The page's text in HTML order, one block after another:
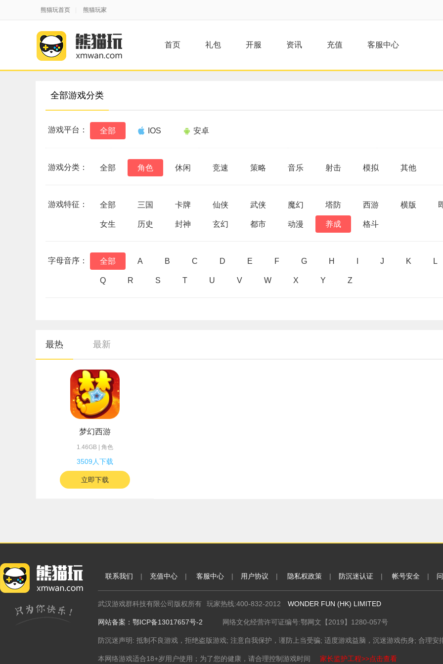
熊猫玩首页 熊猫玩家
首页 礼包 开服 资讯 充值 客服中心
全部游戏分类
游戏平台： 全部 IOS 安卓
游戏分类： 全部 角色 休闲 竞速 策略 音乐 射击 模拟 其他
游戏特征： 全部 三国 卡牌 仙侠 武侠 魔幻 塔防 西游 横版
女生 历史 封神 玄幻 都市 动漫 养成 格斗
字母音序： 全部 A B C D E F G H J K L
Q R S T U V W X Y Z
最热 最新
梦幻西游
1.46GB | 角色
3509人下载
立即下载
联系我们 | 充值中心 | 客服中心 | 用户协议 | 隐私权政策 | 防沉迷认证 | 帐号安全 |
武汉游戏群科技有限公司版权所有 玩家热线:400-832-2012 WONDER FUN (HK) LIMITED
网站备案：鄂ICP备13017657号-2 网络文化经营许可证编号:鄂网文【2019】1280-057号
防沉迷声明: 抵制不良游戏，拒绝盗版游戏; 注意自我保护，谨防上当受骗; 适度游戏益脑，沉迷游戏伤身; 合理安
本网络游戏适合18+岁用户使用；为了您的健康，请合理控制游戏时间 家长监护工程>>点击查看